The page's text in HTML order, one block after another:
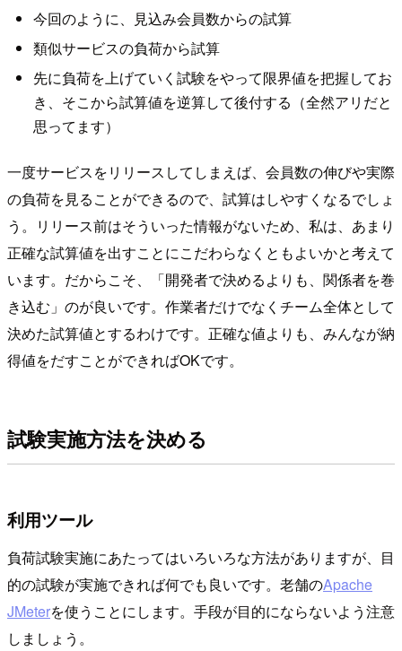
今回のように、見込み会員数からの試算
類似サービスの負荷から試算
先に負荷を上げていく試験をやって限界値を把握してお
き、そこから試算値を逆算して後付する（全然アリだと
思ってます）
一度サービスをリリースしてしまえば、会員数の伸びや実際
の負荷を見ることができるので、試算はしやすくなるでしょ
う。リリース前はそういった情報がないため、私は、あまり
正確な試算値を出すことにこだわらなくともよいかと考えて
います。だからこそ、「開発者で決めるよりも、関係者を巻
き込む」のが良いです。作業者だけでなくチーム全体として
決めた試算値とするわけです。正確な値よりも、みんなが納
得値をだすことができればOKです。
試験実施方法を決める
利用ツール
負荷試験実施にあたってはいろいろな方法がありますが、目
的の試験が実施できれば何でも良いです。老舗のApache
JMeterを使うことにします。手段が目的にならないよう注意
しましょう。